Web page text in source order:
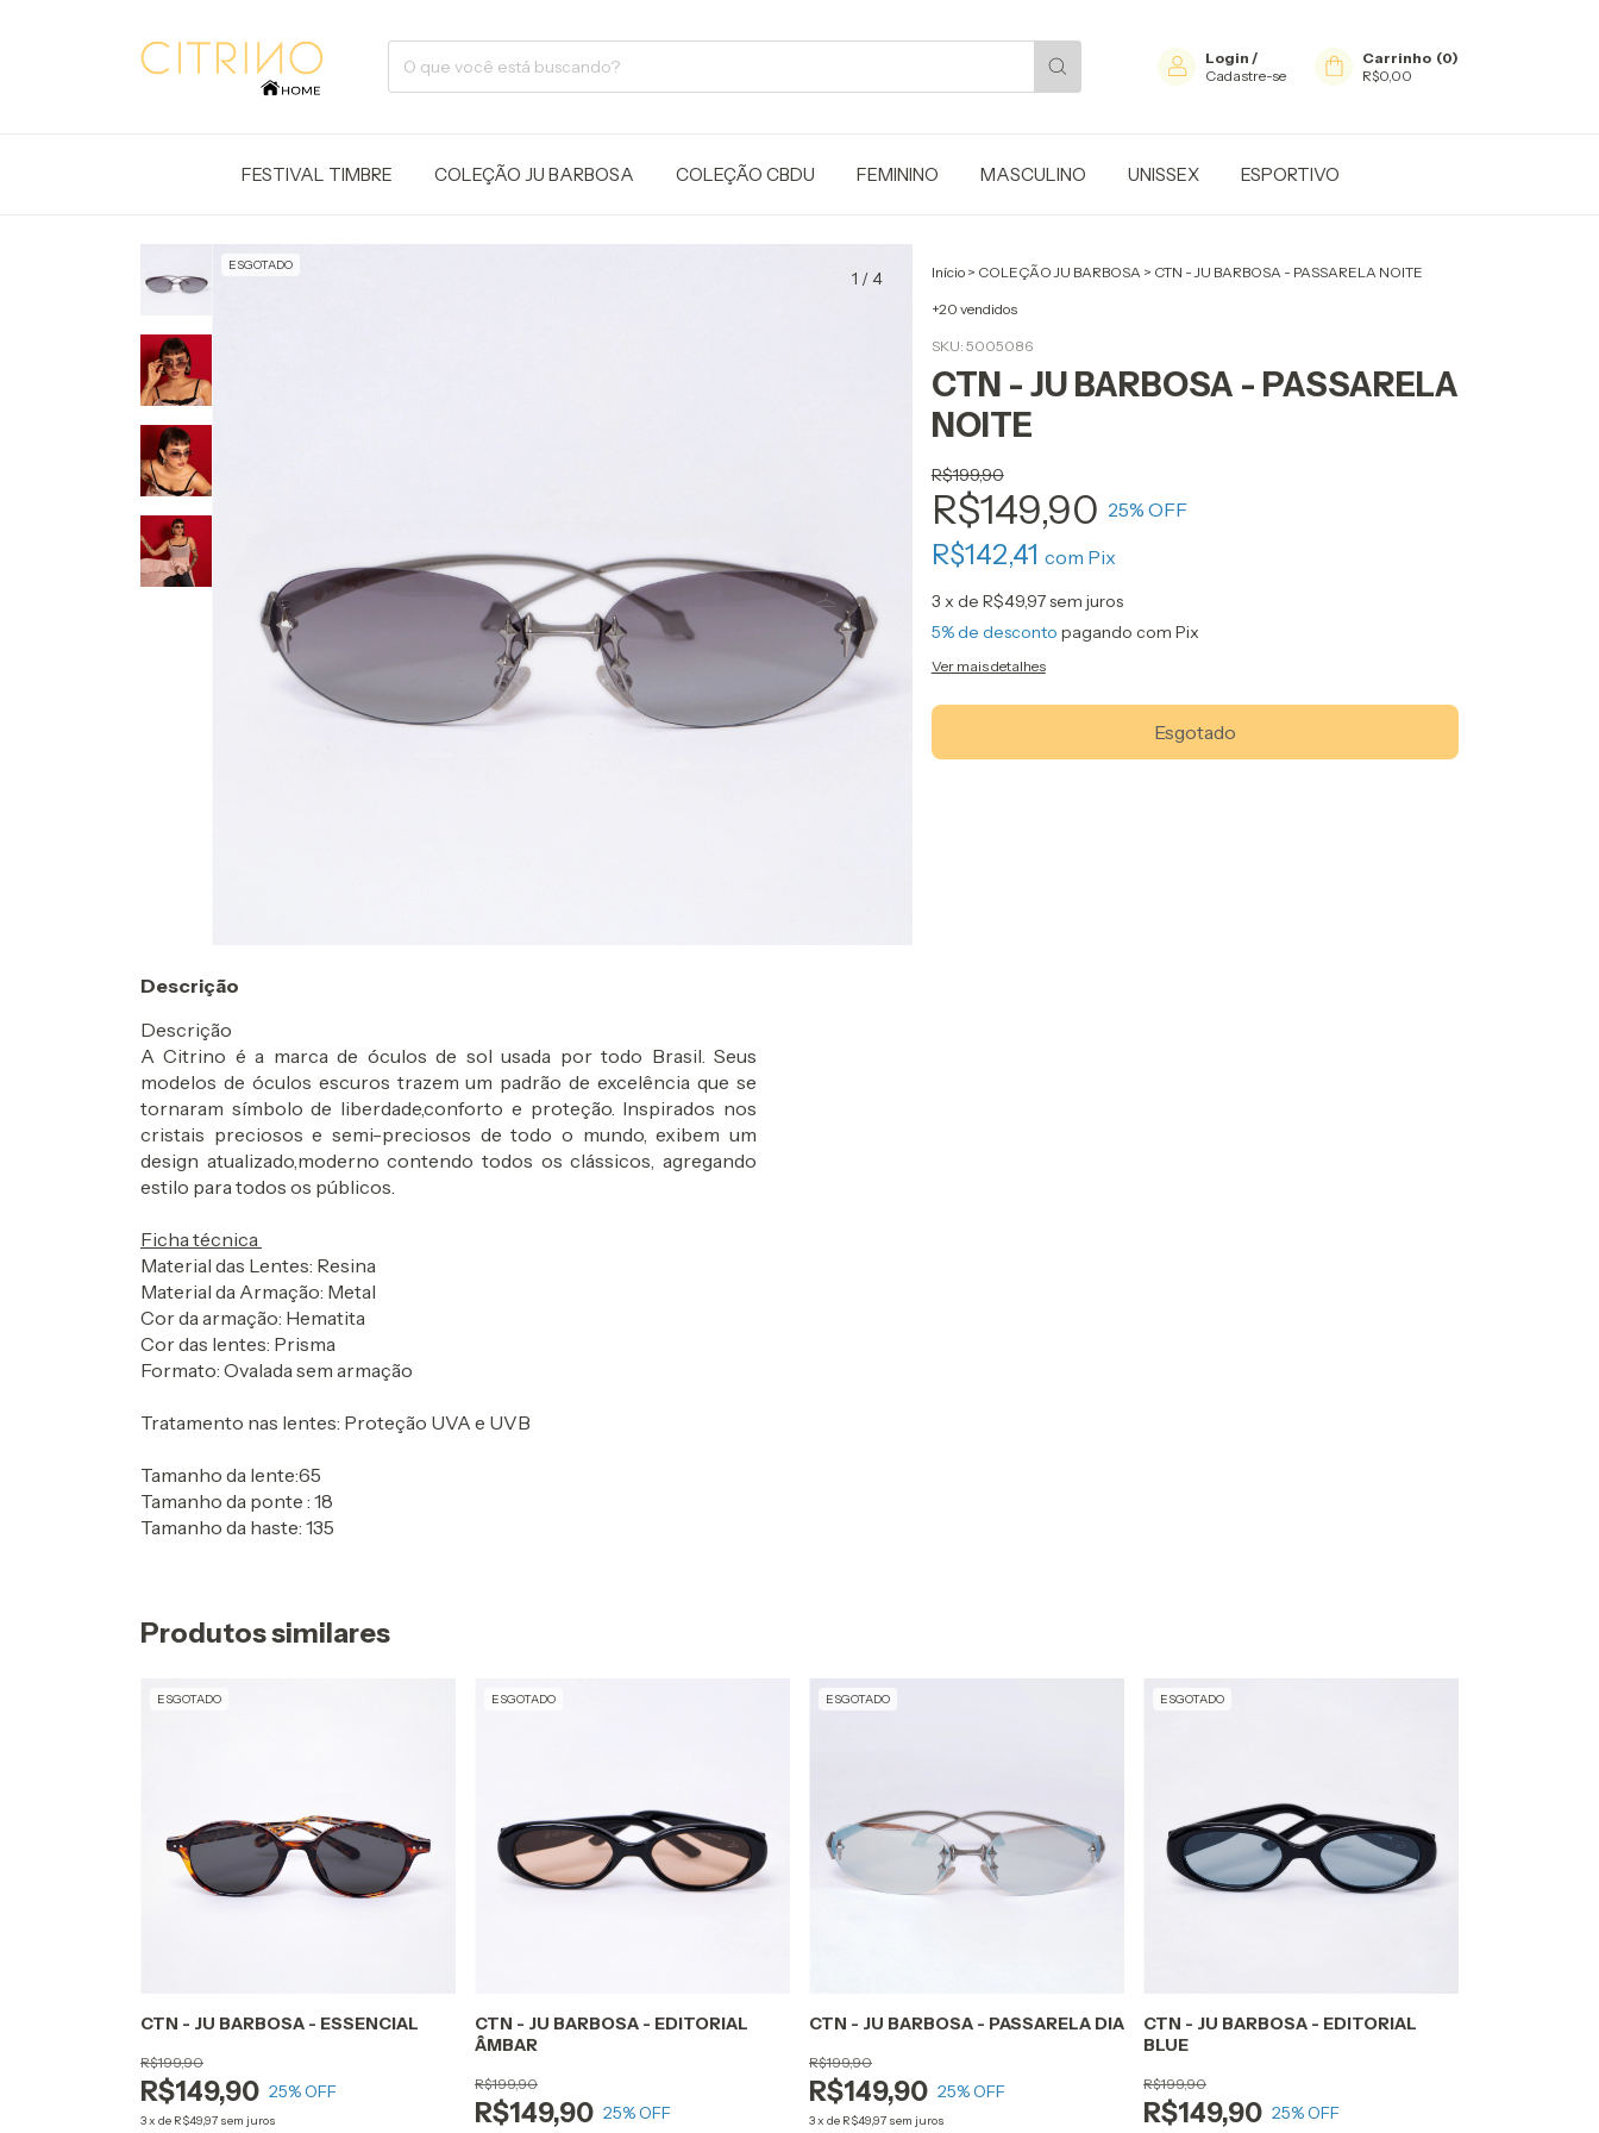
Login /
Cadastre-se
Carrinho (0)
R$0,00
FESTIVAL TIMBRE COLEÇÃO JU BARBOSA COLEÇÃO CBDU FEMININO MASCULINO UNISSEX ESPORTIVO
ESGOTADO
1 /4 Início > COLEÇÃO JU BARBOSA > CTN - JU BARBOSA - PASSARELA NOITE
+20 vendidos
SKU: 5005086
CTN - JU BARBOSA - PASSARELA
NOITE
R$199,90
R$149,90 25% OFF
R$142,41 com Pix
3 x de R$49,97sem juros
5% de desconto pagando com Pix
Ver mais detalhes
Descrição
Descrição
A Citrino é a marca de óculos de sol usada por todo Brasil. Seus
modelos de óculos escuros trazem um padrão de excelência que se
tornaram símbolo de liberdade,conforto e proteção. Inspirados nos
cristais preciosos e semi-preciosos de todo o mundo, exibem um
design atualizado,moderno contendo todos os clássicos, agregando
estilo para todos os públicos.
Ficha técnica
Material das Lentes: Resina
Material da Armação: Metal
Cor da armação: Hematita
Cor das lentes: Prisma
Formato: Ovalada sem armação
Tratamento nas lentes: Proteção UVA e UVB
Tamanho da lente:65
Tamanho da ponte : 18
Tamanho da haste: 135
Produtos similares
ESGOTADO
CTN - JU BARBOSA - ESSENCIAL
R$149,90
R$199,90
25% OFF
3x de R$49,97 sem juros
ESGOTADO
CTN - JU BARBOSA - EDITORIAL
ÂMBAR
R$149,90
R$199,90
25% OFF
ESGOTADO
CTN - JU BARBOSA - PASSARELA DIA
R$149,90
R$199,90
25% OFF
3x de R$49,97 sem juros
ESGOTADO
CTN - JU BARBOSA - EDITORIAL
BLUE
R$149,90
R$199,90
25% OFF